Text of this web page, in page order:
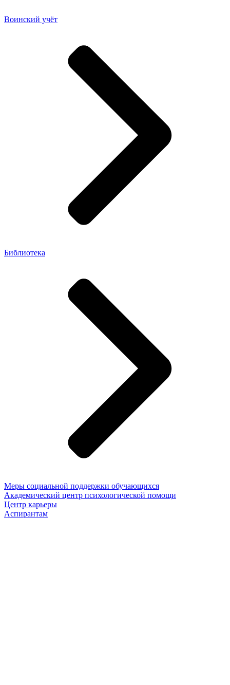
Воинский учёт
Библиотека
Меры социальной поддержки обучающихся
Академический центр психологической помощи
Центр карьеры
Аспирантам